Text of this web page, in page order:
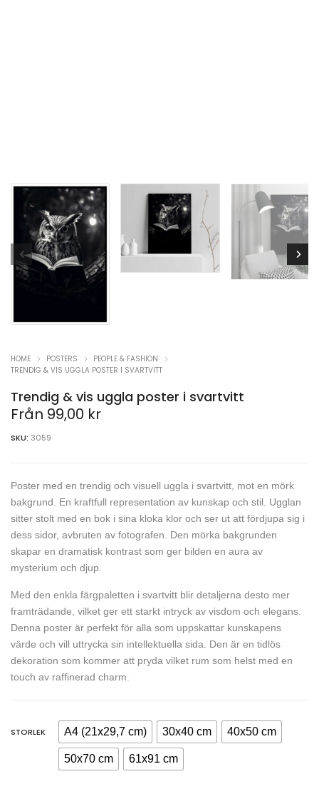
HOME POSTERS
PEOPLE & FASHION
TRENDIG & VIS UGGLA POSTER I SVARTVITT
Trendig & vis uggla poster i svartvitt
Från 99,00 kr
SKU: 3059
Poster med en trendig och visuell uggla i svartvitt, mot en mörk
bakgrund. En kraftfull representation av kunskap och stil. Ugglan
sitter stolt med en bok i sina kloka klor och ser ut att fördjupa sig i
dess sidor, avbruten av fotografen. Den mörka bakgrunden
skapar en dramatisk kontrast som ger bilden en aura av
mysterium och djup.
Med den enkla färgpaletten i svartvitt blir detaljerna desto mer
framträdande, vilket ger ett starkt intryck av visdom och elegans.
Denna poster är perfekt för alla som uppskattar kunskapens
värde och vill uttrycka sin intellektuella sida. Den är en tidlös
dekoration som kommer att pryda vilket rum som helst med en
touch av raffinerad charm.
STORLEK A4 (21x29,7 cm) 30x40 cm 40x50 cm
50x70 cm 61x91 cm